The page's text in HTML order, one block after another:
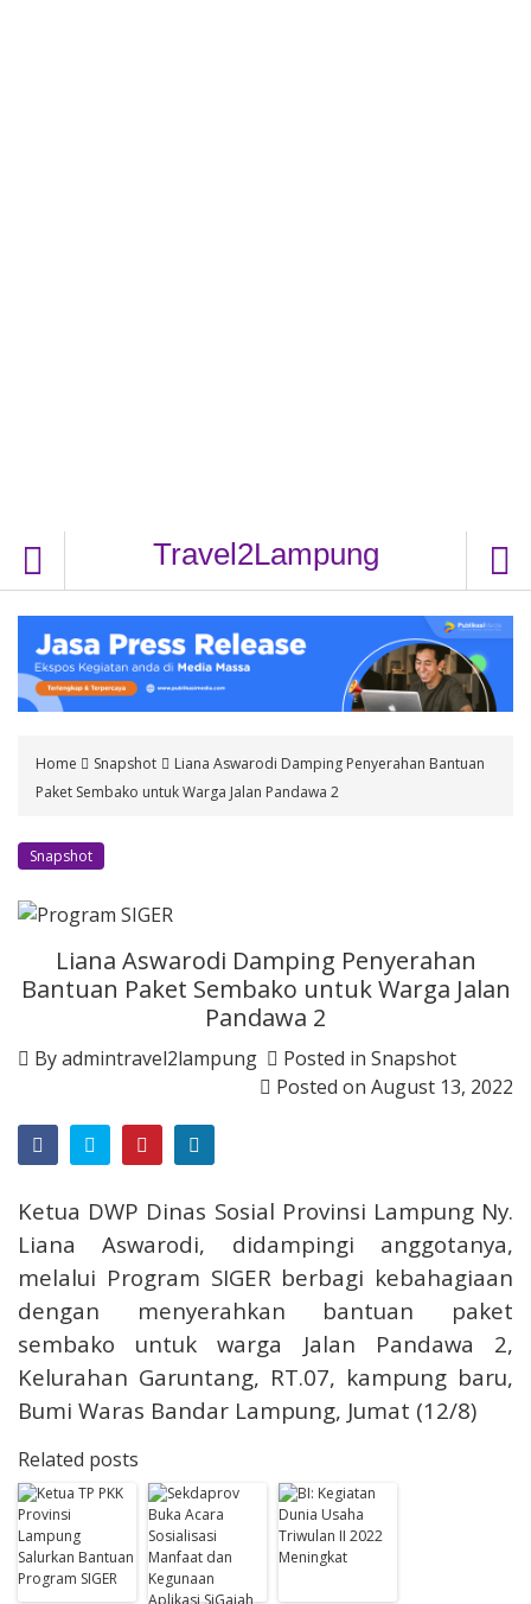
Travel2Lampung
Home Snapshot
Liana Aswarodi Damping Penyerahan Bantuan
Paket Sembako untuk Warga Jalan Pandawa 2
Snapshot
Liana Aswarodi Damping Penyerahan
Bantuan Paket Sembako untuk Warga Jalan
Pandawa 2
Byadmintravel2lampung Posted in Snapshot
Posted on August 13, 2022
Ketua DWP Dinas Sosial Provinsi Lampung Ny.
Liana Aswarodi, didampingi anggotanya,
melalui Program SIGER berbagi kebahagiaan
dengan menyerahkan bantuan paket
sembako untuk warga Jalan Pandawa 2,
Kelurahan Garuntang, RT.07, kampung baru,
Bumi Waras Bandar Lampung, Jumat (12/8)
Related posts